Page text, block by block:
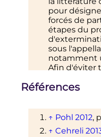
pour
forcés de
étapes du
sous
notamment
Afin d'éviter
pour les
participer
au
Références
↑ Pohl 2012,
↑ Cehreli